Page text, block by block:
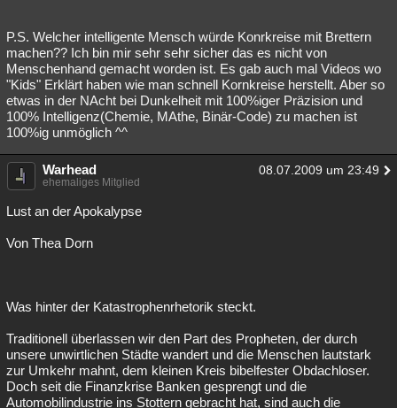
P.S. Welcher intelligente Mensch würde Konrkreise mit Brettern
machen?? Ich bin mir sehr sehr sicher das es nicht von
Menschenhand gemacht worden ist. Es gab auch mal Videos wo
"Kids" Erklärt haben wie man schnell Kornkreise herstellt. Aber so
etwas in der NAcht bei Dunkelheit mit 100%iger Präzision und
100% Intelligenz(Chemie, MAthe, Binär-Code) zu machen ist
100%ig unmöglich ^^
Warhead 08.07.2009 um 23:49
ehemaliges Mitglied
Lust an der Apokalypse
Von Thea Dorn
Was hinter der Katastrophenrhetorik steckt.
Traditionell überlassen wir den Part des Propheten, der durch
unsere unwirtlichen Städte wandert und die Menschen lautstark
zur Umkehr mahnt, dem kleinen Kreis bibelfester Obdachloser.
Doch seit die Finanzkrise Banken gesprengt und die
Automobilindustrie ins Stottern gebracht hat, sind auch die